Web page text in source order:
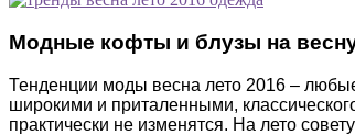
Модные кофты и блузы на
Тенденции моды весна лето 2016 –
широкими и приталенными,
практически не изменятся. На лето